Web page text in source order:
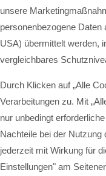
unsere
personenbezogene Daten
USA) übermittelt werden,
vergleichbares
Durch Klicken auf „Alle
Verarbeitungen zu. Mit
nur unbedingt
Nachteile bei der Nutzung
jederzeit mit Wirkung für
Einstellungen" am